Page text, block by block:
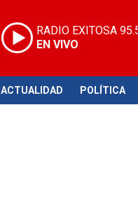
RADIO EXITOSA
EN VIVO
ACTUALIDAD POLÍTICA